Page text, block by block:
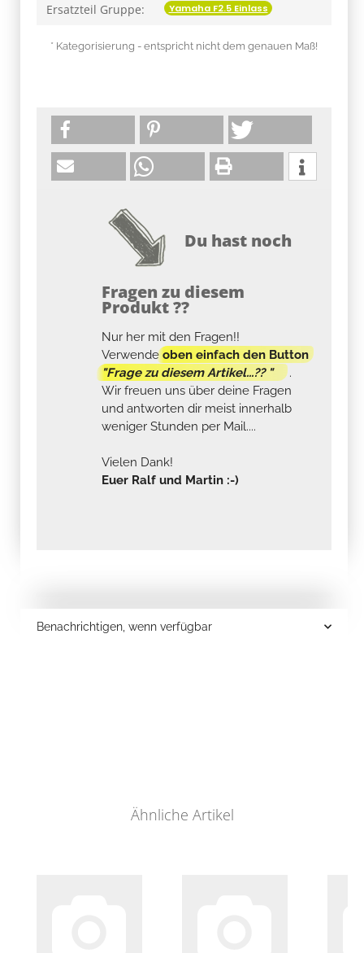
Ersatzteil Gruppe: Yamaha F2.5 Einlass
* Kategorisierung - entspricht nicht dem genauen Maß!
Du hast noch
Fragen zu diesem
Produkt ??
Nur her mit den Fragen!!
Verwendeoben einfach den Button
"Frage zu diesem Artikel...?? "
.
Wir freuen uns über deine Fragen
und antworten dir meist innerhalb
weniger Stunden per Mail....
Vielen Dank!
Euer Ralf und Martin :-)
Benachrichtigen, wenn verfügbar
Ähnliche Artikel